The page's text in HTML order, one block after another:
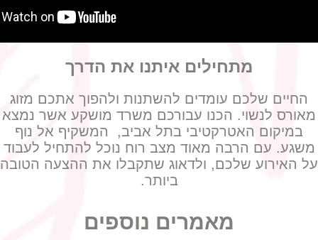
מתחילים איתנו את הדרך
החיים שלכם עומדים להשתנות ולהפוך אתכם מזוג
מאורס לנשוי. הכנו עבורכם משרד מושקע אשר נמצא
במיקום האטרקטיבי בתל אביב, המשקיף אל נוף
משגע. עם הרבה מאוד מצב רוח נוכל להתחיל לעבוד
על האירוע שלכם, ולדאוג שתקבלו את ההצעה הטובה
ביותר.
מאמרים נוספים